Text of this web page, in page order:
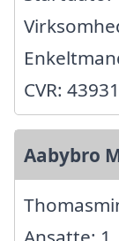
CVR:
Aabybro